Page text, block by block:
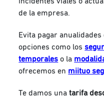
de la empresa.
Evita pagar
opciones como los
temporales o la
ofrecemos en miituo
Te damos unatarifa